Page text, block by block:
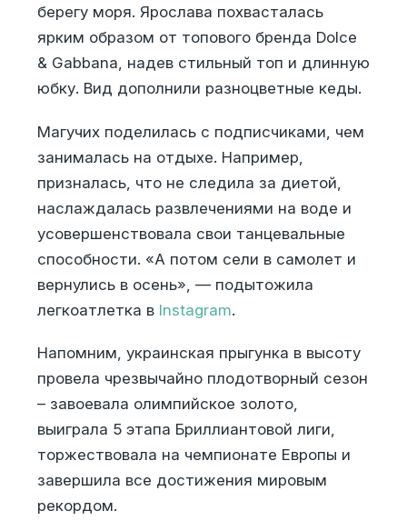
берегу моря. Ярослава похвасталась
ярким образом от топового бренда Dolce
& Gabbana, надев стильный топ и длинную
юбку. Вид дополнили разноцветные кеды.
Магучих поделилась с подписчиками, чем
занималась на отдыхе. Например,
призналась, что не следила за диетой,
наслаждалась развлечениями на воде и
усовершенствовала свои танцевальные
способности. «А потом сели в самолет и
вернулись в осень», — подытожила
легкоатлетка в Instagram.
Напомним, украинская прыгунка в высоту
провела чрезвычайно плодотворный сезон
– завоевала олимпийское золото,
выиграла 5 этапа Бриллиантовой лиги,
торжествовала на чемпионате Европы и
завершила все достижения мировым
рекордом.